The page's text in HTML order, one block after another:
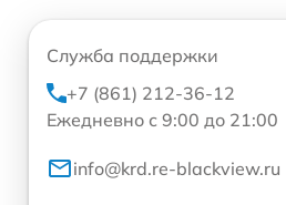
Служба поддержки
+7 (861) 212-36-12
Ежедневно с 9:00 до 21:00
info@krd.re-blackview.ru